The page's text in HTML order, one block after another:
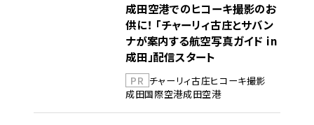
成田空港でのヒコーキ撮影のお
供に！ 「チャーリィ古庄とサバン
ナが案内する航空写真ガイド in
成田」配信スタート
PR チャーリィ古庄ヒコーキ撮影
成田国際空港成田空港